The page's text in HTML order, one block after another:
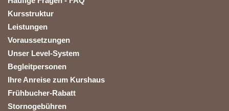
Kursstruktur
Leistungen
Voraussetzungen
Unser Level-System
Begleitpersonen
Ihre Anreise zum Kurshaus
Frühbucher-Rabatt
Stornogebühren